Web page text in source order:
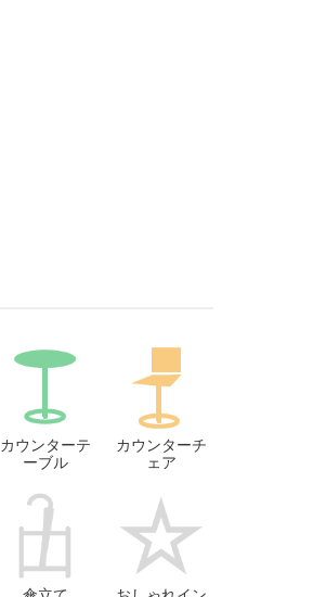
カウンターテ
ーブル
カウンターチ
ェア